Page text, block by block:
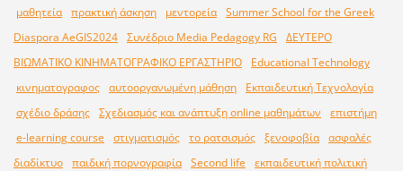
μαθητεία πρακτική άσκηση μεντορεία Summer School for the Greek
Diaspora AeGIS2024 Συνέδριο Media Pedagogy RG
ΔΕΥΤΕΡΟ
ΒΙΩΜΑΤΙΚΟ ΚΙΝΗΜΑΤΟΓΡΑΦΙΚΟ ΕΡΓΑΣΤΗΡΙΟ
Educational Technology
κινηματογραφος αυτοοργανωμένη μάθηση
Εκπαιδευτική Τεχνολογία
σχέδιο δράσης Σχεδιασμός και ανάπτυξη online μαθημάτων
επιστήμη
e-learning course
στιγματισμός το ρατσισμός ξενοφοβία ασφαλές
διαδίκτυο παιδική πορνογραφία Second life
εκπαιδευτική πολιτική